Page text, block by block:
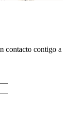
contacto contigo a